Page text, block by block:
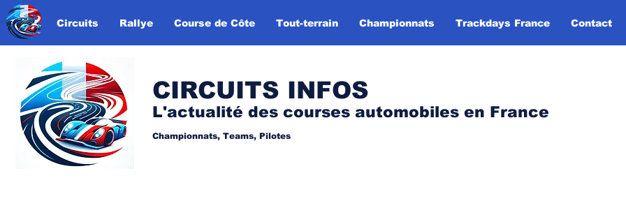
Circuits Rallye Course de Côte Tout-terrain Championnats Trackdays France Contact
CIRCUITS INFOS
L'actualité des courses automobiles en France
Championnats, Teams, Pilotes